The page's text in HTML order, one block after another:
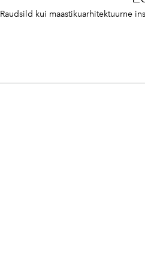
Raudsild kui maastikuarhitektuurne